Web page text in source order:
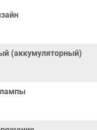
подсветки помещения.
светодиоды служат дольше
0,3 Вт
нет
да
(аккумуляторный)